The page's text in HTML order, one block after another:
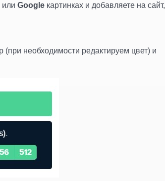
или Google картинках и добавляете на сайт,
необходимости редактируем цвет) и